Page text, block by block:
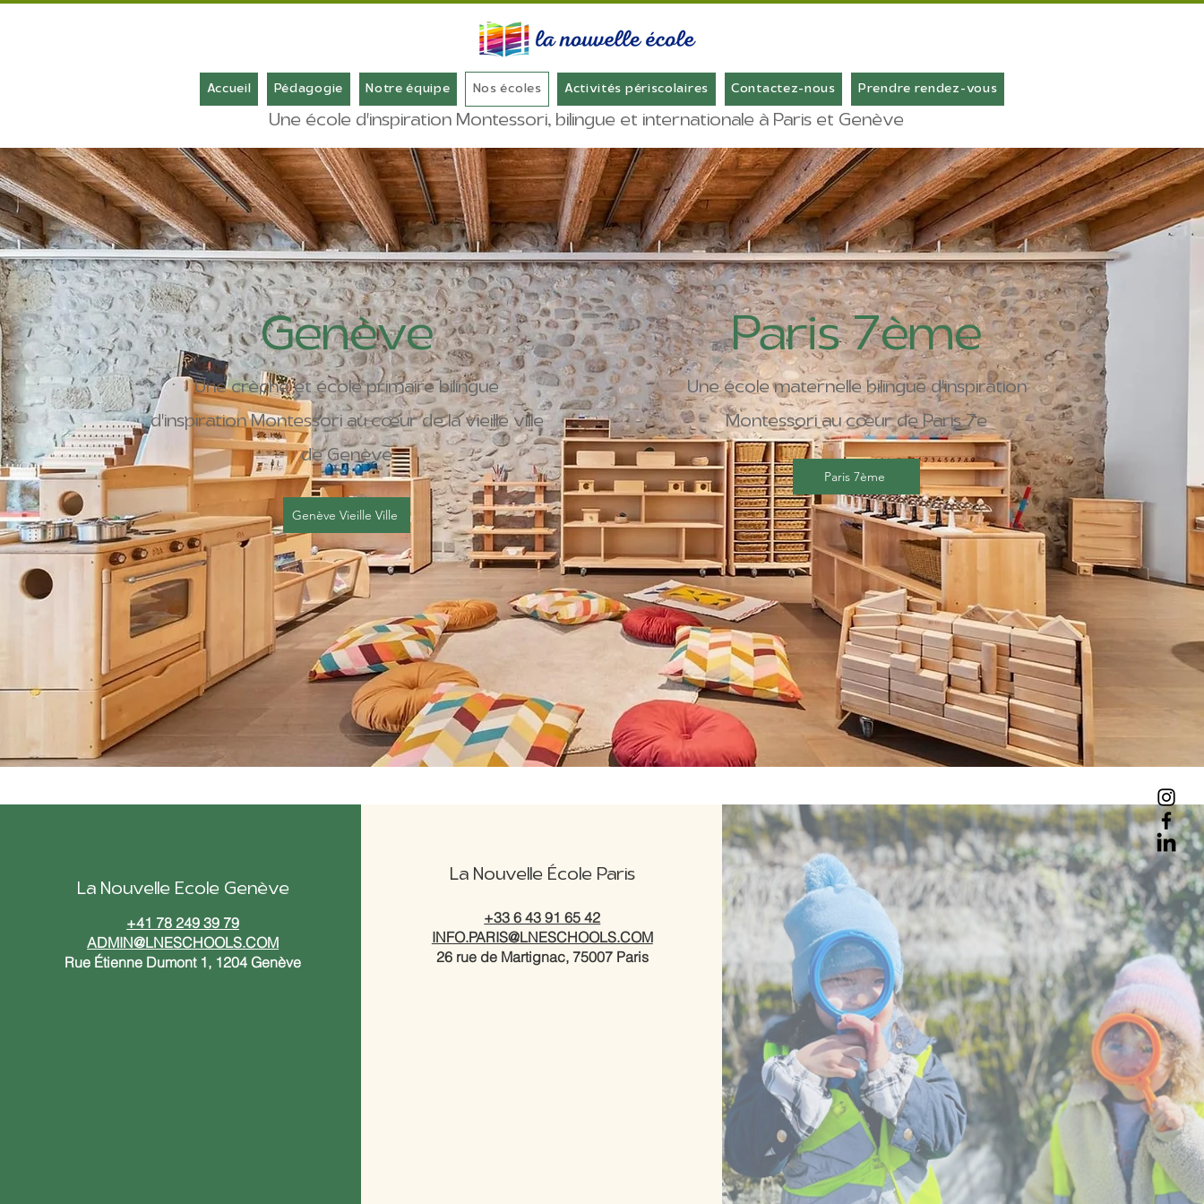
Accueil Pédagogie Notre équipe Nos écoles Activités périscolaires Contactez-nous Prendre rendez-vous
Une école d'inspiration Montessori, bilingue et internationale à Paris et Genève
Genève
Une crèche et école primaire bilingue
d'inspiration Montessori au cœur de la vieille ville
de Genève
Genève Vieille Ville
Paris 7ème
Une école maternelle bilingue d'inspiration
Montessori au cœur de Paris 7e
Paris 7ème
La Nouvelle Ecole Genève
+41 78 249 39 79
ADMIN@LNESCHOOLS.COM
Rue Étienne Dumont 1, 1204 Genève
La Nouvelle École Paris
+33 6 43 91 65 42
INFO.PARIS@LNESCHOOLS.COM
26 rue de Martignac, 75007 Paris